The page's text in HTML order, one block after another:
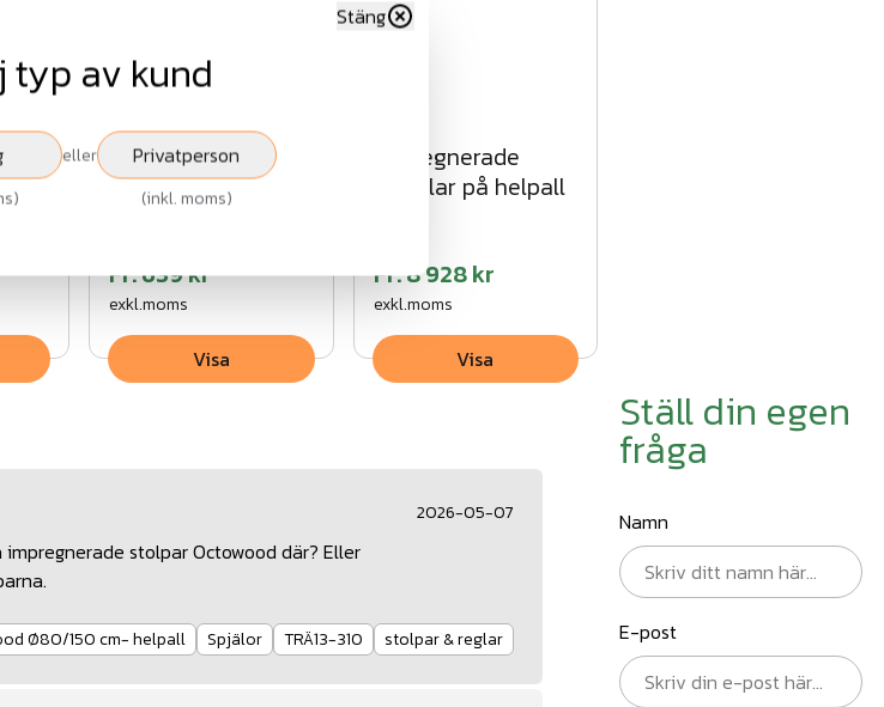
Drömminge T-
stolpe
Fr.639 kr
exkl.moms
Visa
Impregnerade
träpålar på helpall
Fr.8 928 kr
exkl.moms
Visa
2026-05-07
stolpar Octowood där? Eller
Ø80/150 cm- helpall Spjälor TRÄ13-310 stolpar & reglar
Ställ din egen
fråga
Namn
E-post
typ av kund
Stäng
)
eller Privatperson
(inkl. moms)